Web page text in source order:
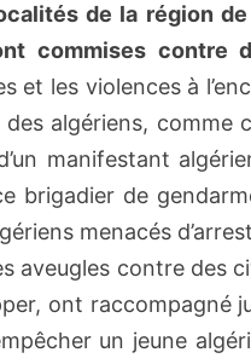
de la région
commises contre
et les violences à
algériens, comme
manifestant
brigadier de
menacés
aveugles contre des
ont raccompagné
un jeune